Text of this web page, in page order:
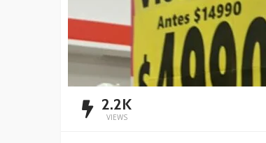
2.2K
VIEWS